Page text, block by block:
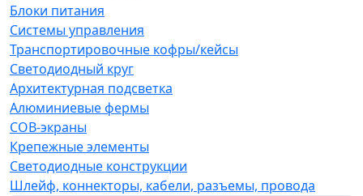
Блоки питания
Системы управления
Транспортировочные кофры/кейсы
Светодиодный круг
Архитектурная подсветка
Алюминиевые фермы
COB-экраны
Крепежные элементы
Светодиодные конструкции
Шлейф, коннекторы, кабели, разъемы, провода